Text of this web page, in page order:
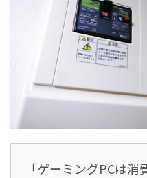
「ゲーミングPCは